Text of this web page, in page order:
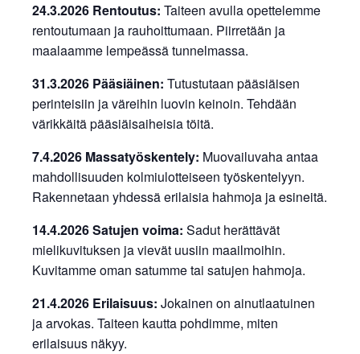
24.3.2026 Rentoutus: Taiteen avulla opettelemme
rentoutumaan ja rauhoittumaan. Piirretään ja
maalaamme lempeässä tunnelmassa.
31.3.2026 Pääsiäinen: Tutustutaan pääsiäisen
perinteisiin ja väreihin luovin keinoin. Tehdään
värikkäitä pääsiäisaiheisia töitä.
7.4.2026 Massatyöskentely: Muovailuvaha antaa
mahdollisuuden kolmiulotteiseen työskentelyyn.
Rakennetaan yhdessä erilaisia hahmoja ja esineitä.
14.4.2026 Satujen voima: Sadut herättävät
mielikuvituksen ja vievät uusiin maailmoihin.
Kuvitamme oman satumme tai satujen hahmoja.
21.4.2026 Erilaisuus: Jokainen on ainutlaatuinen
ja arvokas. Taiteen kautta pohdimme, miten
erilaisuus näkyy.